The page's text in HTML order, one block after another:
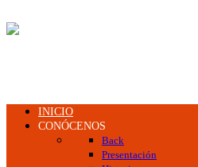
INICIO
CONÓCENOS
Back
Presentación